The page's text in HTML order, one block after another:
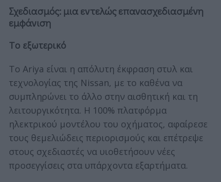
Σχεδιασμός: μια εντελώς επανασχεδιασμένη
εμφάνιση
Το εξωτερικό
Το Ariya είναι η απόλυτη έκφραση στυλ και
τεχνολογίας της Nissan, με το καθένα να
συμπληρώνει το άλλο στην αισθητική και τη
λειτουργικότητα. Η 100% πλατφόρμα
ηλεκτρικού μοντέλου του οχήματος, αφαίρεσε
τους θεμελιώδεις περιορισμούς και επέτρεψε
στους σχεδιαστές να υιοθετήσουν νέες
προσεγγίσεις στα υπάρχοντα εξαρτήματα.